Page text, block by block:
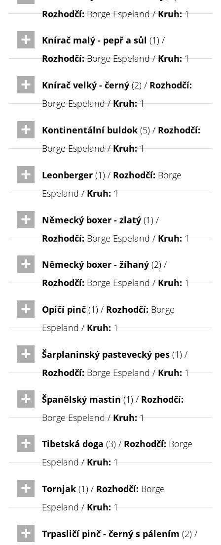
Rozhodčí:Borge Espeland /Kruh:1
Knírač malý - pepř a sůl (1) /
Rozhodčí:Borge Espeland /Kruh:1
Knírač velký - černý (2) / Rozhodčí:
Borge Espeland /Kruh:1
Kontinentální buldok (5) / Rozhodčí:
Borge Espeland /Kruh:1
Leonberger (1) / Rozhodčí: Borge
Espeland /Kruh:1
Německý boxer - zlatý (1) /
Rozhodčí:Borge Espeland /Kruh:1
Německý boxer - žíhaný (2) /
Rozhodčí:Borge Espeland /Kruh:1
Opičí pinč(1) / Rozhodčí: Borge
Espeland /Kruh:1
Šarplaninský pastevecký pes (1) /
Rozhodčí:Borge Espeland /Kruh:1
Španělský mastin (1) / Rozhodčí:
Borge Espeland /Kruh:1
Tibetská doga (3) / Rozhodčí: Borge
Espeland /Kruh:1
Tornjak (1) / Rozhodčí: Borge
Espeland /Kruh:1
Trpasličí pinč - černý s pálením (2) /